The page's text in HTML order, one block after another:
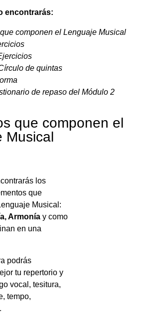
encontrarás:
componen el Lenguaje Musical
de quintas
de repaso del Módulo 2
que componen el
Musical
los
que
Musical:
Armonía y como
en una
podrás
tu repertorio y
vocal, tesitura,
tempo,